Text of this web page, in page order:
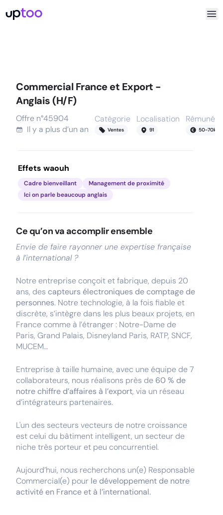
Commercial France et Export -
Anglais (H/F)
Offre n°45904
Il y a plus d’un an
Catégorie
Ventes
Localisation
91 50-70k
Effets waouh
Cadre bienveillant
Management de proximité
Ici on parle beaucoup anglais
Ce qu’on va accomplir ensemble
Envie de faire rayonner une expertise française
à l’international ?
Notre entreprise conçoit et fabrique, depuis 20
ans, des capteurs électroniques de comptage de
personnes. Notre technologie, à la fois fiable et
discrète, s’intègre dans les plus beaux projets, en
France comme à l’étranger : Notre-Dame de
Paris, Grand Palais, Disneyland Paris, RATP, SNCF,
MUCEM…
Entreprise à taille humaine, avec une équipe de 7
collaborateurs, nous réalisons près de 60 % de
notre chiffre d’affaires à l’export, via un réseau
d’intégrateurs partenaires.
L'un des secteurs vecteurs de notre croissance
est celui du bâtiment intelligent, un secteur de
niche très porteur et peu concurrentiel.
Aujourd’hui, nous recherchons un(e) Responsable
Commercial(e) pour le développement de notre
activité en France et à l’international.